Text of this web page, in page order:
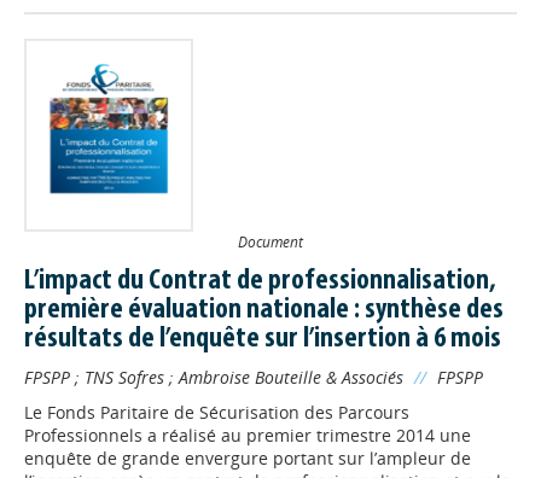
Document
L’impact du Contrat de professionnalisation,
première évaluation nationale : synthèse des
résultats de l’enquête sur l’insertion à 6 mois
FPSPP ; TNS Sofres ;Ambroise Bouteille & Associés // FPSPP
Le Fonds Paritaire de Sécurisation des Parcours
Professionnels a réalisé au premier trimestre 2014 une
enquête de grande envergure portant sur l’ampleur de